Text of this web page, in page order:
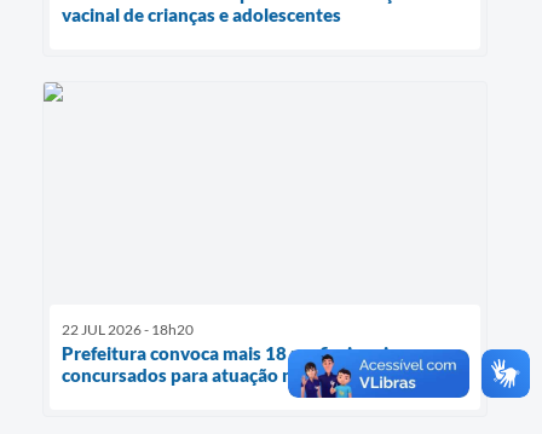
vacinal de crianças e adolescentes
22 JUL 2026 - 18h20
Prefeitura convoca mais 18 profissionais
concursados para atuação na Saúde